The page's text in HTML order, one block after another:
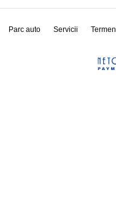
Parc auto Servicii